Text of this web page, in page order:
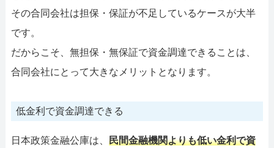
その合同会社は担保・保証が不足しているケースが大半
です。
だからこそ、無担保・無保証で資金調達できることは、
合同会社にとって大きなメリットとなります。
低金利で資金調達できる
日本政策金融公庫は、 民間金融機関よりも低い金利で資